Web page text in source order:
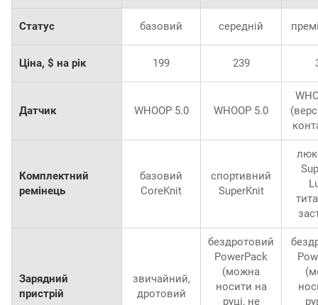
Статус базовий середній
Ціна, $ на рік 199 239
Датчик WHOOP 5.0 WHOOP 5.0
Комплектний
ремінець
базовий
CoreKnit
спортивний
SuperKnit
Зарядний
пристрій
звичайний,
дротовий
бездротовий
PowerPack
(можна
носити на
руці, не